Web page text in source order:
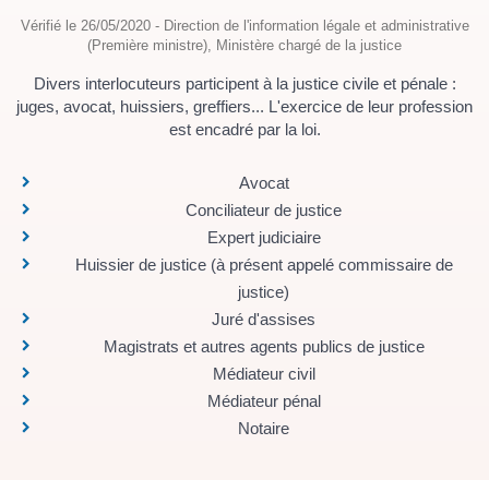
Vérifié le 26/05/2020 - Direction de l'information légale et administrative
(Première ministre), Ministère chargé de la justice
Divers interlocuteurs participent à la justice civile et pénale :
juges, avocat, huissiers, greffiers... L'exercice de leur profession
est encadré par la loi.
Avocat
Conciliateur de justice
Expert judiciaire
Huissier de justice (à présent appelé commissaire de
justice)
Juré d'assises
Magistrats et autres agents publics de justice
Médiateur civil
Médiateur pénal
Notaire